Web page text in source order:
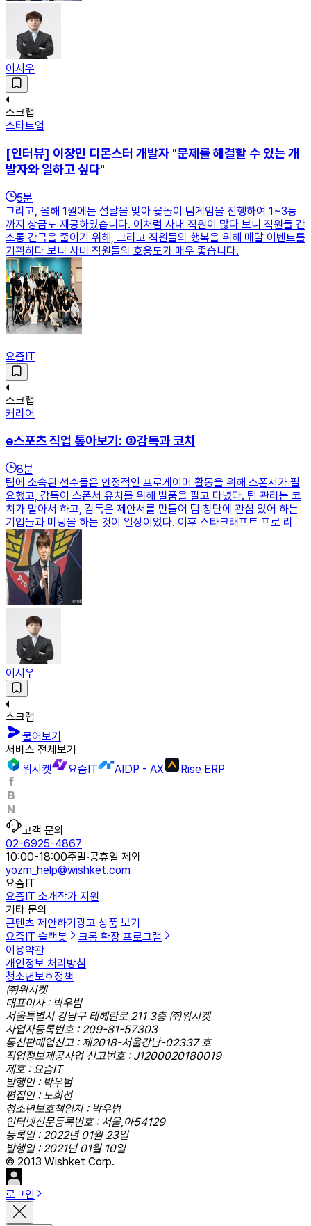
이시우
스크랩
스타트업
[인터뷰] 이창민 디몬스터 개발자 "문제를 해결할 수 있는 개
발자와 일하고 싶다"
5분
그리고, 올해 1월에는 설날을 맞아 윷놀이 팀게임을 진행하여 1~3등
까지 상금도 제공하였습니다. 이처럼 사내 직원이 많다 보니 직원들 간
소통 간극을 줄이기 위해, 그리고 직원들의 행복을 위해 매달 이벤트를
기획하다 보니 사내 직원들의 호응도가 매우 좋습니다.
요즘IT
스크랩
커리어
e스포츠 직업 톺아보기: ③감독과 코치
8분
팀에 소속된 선수들은 안정적인 프로게이머 활동을 위해 스폰서가 필
요했고, 감독이 스폰서 유치를 위해 발품을 팔고 다녔다. 팀 관리는 코
치가 맡아서 하고, 감독은 제안서를 만들어 팀 창단에 관심 있어 하는
기업들과 미팅을 하는 것이 일상이었다. 이후 스타크래프트 프로 리
이시우
스크랩
물어보기
서비스 전체보기
위시켓
요즘IT AIDP - AX Rise ERP
고객 문의
02-6925-4867
10:00-18:00주말·공휴일 제외
yozm_help@wishket.com
요즘IT
요즘IT 소개작가 지원
기타 문의
콘텐츠 제안하기 광고 상품 보기
요즘IT 슬랙봇
크롬 확장 프로그램
이용약관
개인정보 처리방침
청소년보호정책
㈜위시켓
대표이사 : 박우범
서울특별시 강남구 테헤란로 211 3층 ㈜위시켓
사업자등록번호 : 209-81-57303
통신판매업신고 : 제2018-서울강남-02337 호
직업정보제공사업 신고번호 : J1200020180019
제호 : 요즘IT
발행인 : 박우범
편집인 : 노희선
청소년보호책임자 : 박우범
인터넷신문등록번호 : 서울,아54129
등록일 : 2022년 01월 23일
발행일 : 2021년 01월 10일
© 2013 Wishket Corp.
로그인